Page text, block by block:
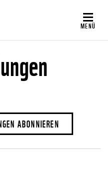
MENÜ
ABONNIEREN